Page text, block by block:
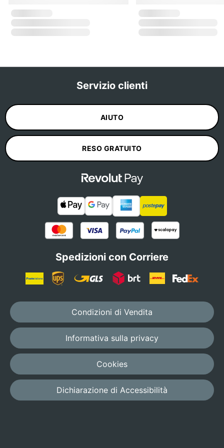
Servizio clienti
AIUTO
RESO GRATUITO
Spedizioni con Corriere
Condizioni di Vendita
Informativa sulla privacy
Cookies
Dichiarazione di Accessibilità